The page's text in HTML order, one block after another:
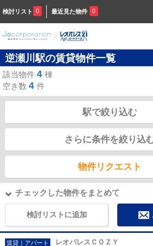
検討リスト 0 最近見た物件 0
逆瀬川駅の賃貸物件一覧
該当物件 4 棟
空き数 4 件
駅で絞り込む
さらに条件を絞り込
物件リクエスト
チェックした物件をまとめて
検討リストに追加
賃貸｜アパート レオパレスＣＯＺＹ